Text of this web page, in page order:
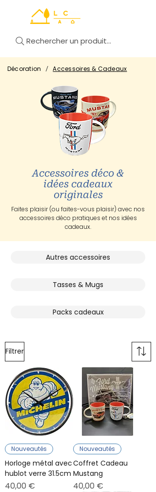
Rechercher un produit...
Décoration / Accessoires & Cadeaux
Accessoires déco &
idées cadeaux
originales
Faites plaisir (ou faites-vous plaisir) avec nos
accessoires déco pratiques et nos idées
cadeaux.
Autres accessoires
Tasses & Mugs
Packs cadeaux
Filtrer
Nouveautés
Horloge métal avec
hublot verre 31.5cm
Prix
40,00 €
Nouveautés
Coffret Cadeau
Mustang
Prix
40,00 €